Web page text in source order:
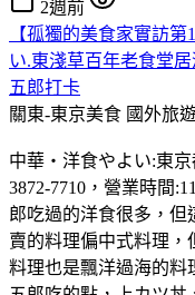
2週前
【孤獨的美食家實訪
い.東淺草百年老食堂
五郎打卡
關東-東京美食 國外旅
中華・洋食やよい:東
3872-7710，營業時間
郎吃過的洋食很多，但
賣的料理偏中式料理
料理也是飄洋過海的料